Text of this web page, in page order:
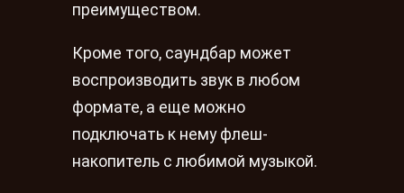
преимуществом.
Кроме того, саундбар может
воспроизводить звук в любом
формате, а еще можно
подключать к нему флеш-
накопитель с любимой музыкой.